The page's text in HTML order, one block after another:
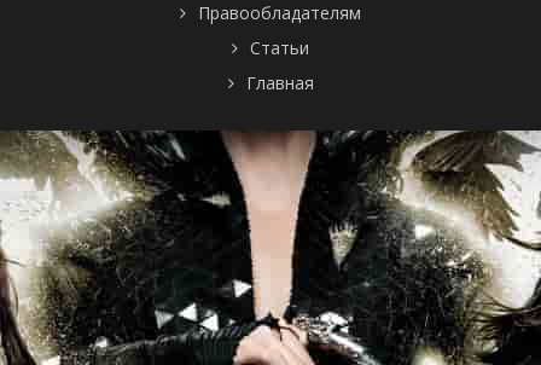
Правообладателям
Статьи
Главная